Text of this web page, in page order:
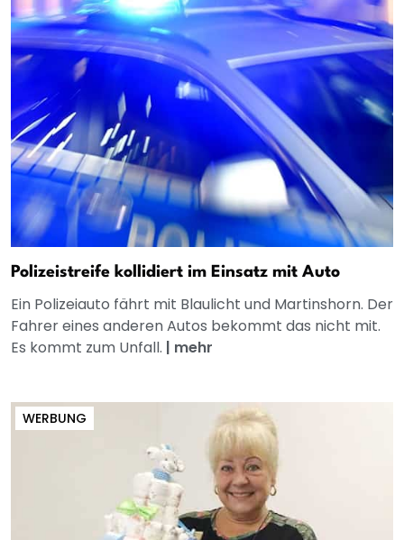
Polizeistreife kollidiert im Einsatz mit Auto
Ein Polizeiauto fährt mit Blaulicht und Martinshorn. Der
Fahrer eines anderen Autos bekommt das nicht mit.
Es kommt zum Unfall. | mehr
WERBUNG